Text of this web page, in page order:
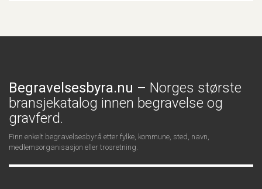
Begravelsesbyra.nu – Norges største
bransjekatalog innen begravelse og
gravferd.
Finn enkelt begravelsesbyrå etter fylke, kommune, sted, navn,
medlemsorganisasjon eller trosretning.